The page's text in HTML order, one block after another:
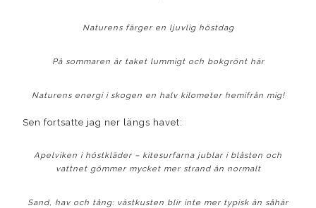
Naturens färger en ljuvlig höstdag
På sommaren är taket lummigt och bokgrönt här
Naturens energi i skogen en halv kilometer hemifrån mig!
Sen fortsatte jag ner längs havet:
Apelviken i höstkläder – kitesurfarna jublar i blåsten och
vattnet gömmer mycket mer strand än normalt
Sand, hav och tång: västkusten blir inte mer typisk än såhär